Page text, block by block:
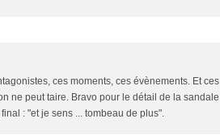
ces moments, ces évènements. Et ces
ne peut taire. Bravo pour le détail de la sandale
: "et je sens ... tombeau de plus".